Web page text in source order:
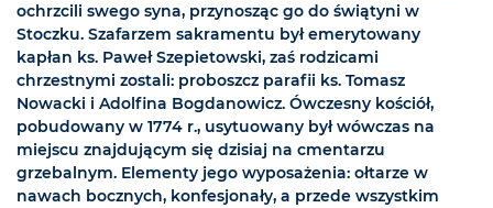
ochrzcili swego syna, przynosząc go do świątyni w
Stoczku. Szafarzem sakramentu był emerytowany
kapłan ks. Paweł Szepietowski, zaś rodzicami
chrzestnymi zostali: proboszcz parafii ks. Tomasz
Nowacki i Adolfina Bogdanowicz. Ówczesny kościół,
pobudowany w 1774 r., usytuowany był wówczas na
miejscu znajdującym się dzisiaj na cmentarzu
grzebalnym. Elementy jego wyposażenia: ołtarze w
nawach bocznych, konfesjonały, a przede wszystkim